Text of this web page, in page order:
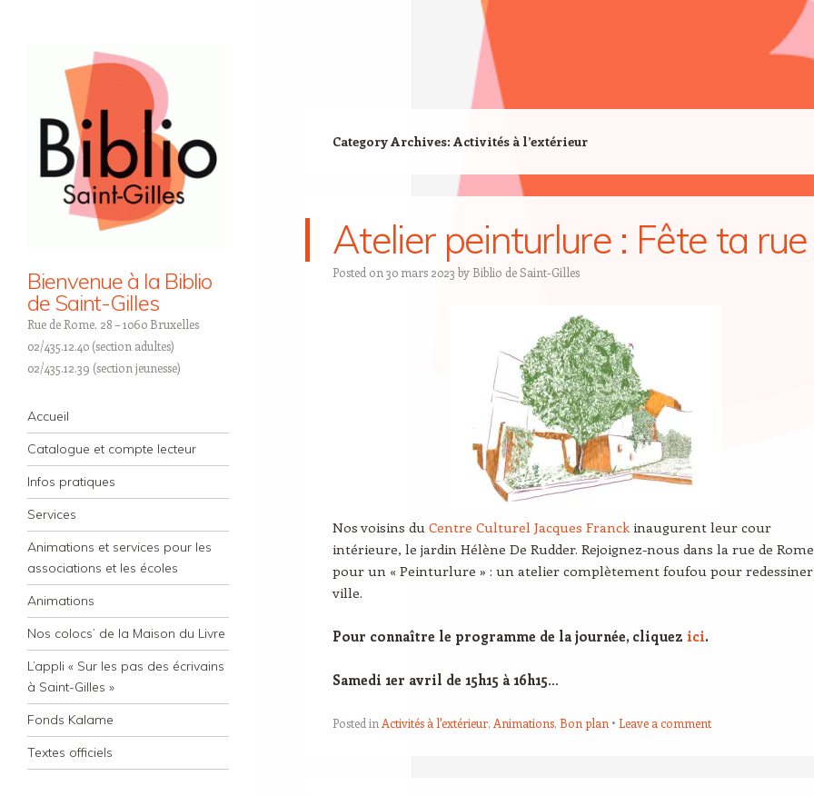
Bienvenue à la Biblio
de Saint-Gilles
Rue de Rome, 28 – 1060 Bruxelles
02/435.12.40 (section adultes)
02/435.12.39 (section jeunesse)
Navigation
Skip to content
Accueil
Catalogue et compte lecteur
Infos pratiques
Services
Animations et services pour les
associations et les écoles
Animations
Nos colocs’ de la Maison du Livre
L’appli « Sur les pas des écrivains
à Saint-Gilles »
Fonds Kalame
Textes officiels
Category Archives: Activités à l’extérieur
Atelier peinturlure : Fête ta rue
Posted on 30 mars 2023 by Biblio de Saint-Gilles
Nos voisins du Centre Culturel Jacques Franckinaugurent leur cour
intérieure, le jardin Hélène De Rudder. Rejoignez-nous dans la rue de Rome
pour un « Peinturlure » : un atelier complètement foufou pour
ville.
Pour connaître le programme de la journée, cliquez ici.
Samedi 1er avril de 15h15 à 16h15…
Posted in Activités à l'extérieur, Animations, Bon plan Leave a comment